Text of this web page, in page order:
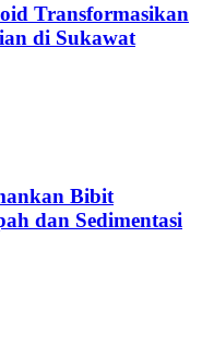
Transformasikan
di Sukawat
Bibit
dan Sedimentasi